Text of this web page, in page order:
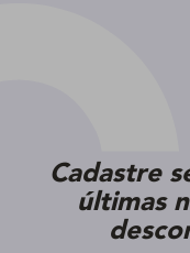
Cadastre
últimas